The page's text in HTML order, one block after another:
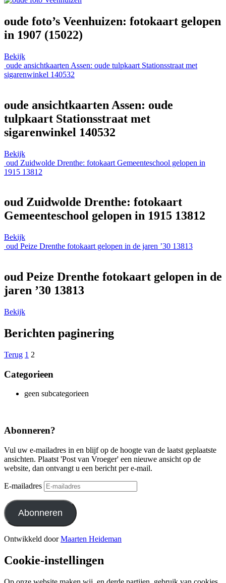
oude foto’s Veenhuizen: fotokaart gelopen
in 1907 (15022)
Bekijk
oude ansichtkaarten Assen: oude tulpkaart Stationsstraat met
sigarenwinkel 140532
oude ansichtkaarten Assen: oude
tulpkaart Stationsstraat met
sigarenwinkel 140532
Bekijk
oud Zuidwolde Drenthe: fotokaart Gemeenteschool gelopen in
1915 13812
oud Zuidwolde Drenthe: fotokaart
Gemeenteschool gelopen in 1915 13812
Bekijk
oud Peize Drenthe fotokaart gelopen in de jaren ’30 13813
oud Peize Drenthe fotokaart gelopen in de
jaren ’30 13813
Bekijk
Berichten paginering
Terug 1 2
Categorieen
geen subcategorieen
Abonneren?
Vul uw e-mailadres in en blijf op de hoogte van de laatst geplaatste
ansichten. Plaatst 'Post van Vroeger' een nieuwe ansicht op de
website, dan ontvangt u een bericht per e-mail.
E-mailadres
Abonneren
Ontwikkeld doorMaarten Heideman
Cookie-instellingen